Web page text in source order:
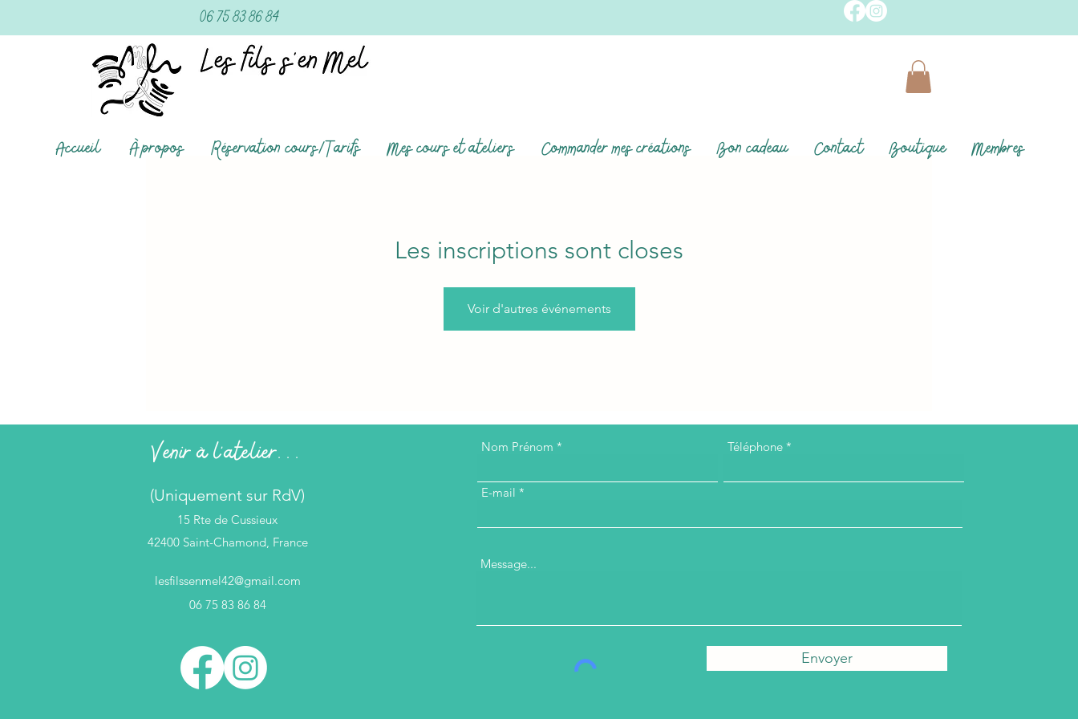
06 75 83 86 84
Accueil À propos Réservation cours/Tarifs Mes cours et ateliers Commander mes créations Bon cadeau Contact Boutique Membres
Les inscriptions sont closes
Voir d'autres événements
Venir à l'atelier...
(Uniquement sur RdV)
15 Rte de Cussieux
42400 Saint-Chamond, France
lesfilssenmel42@gmail.com
06 75 83 86 84
Nom Prénom Téléphone
E-mail
Message...
Envoyer